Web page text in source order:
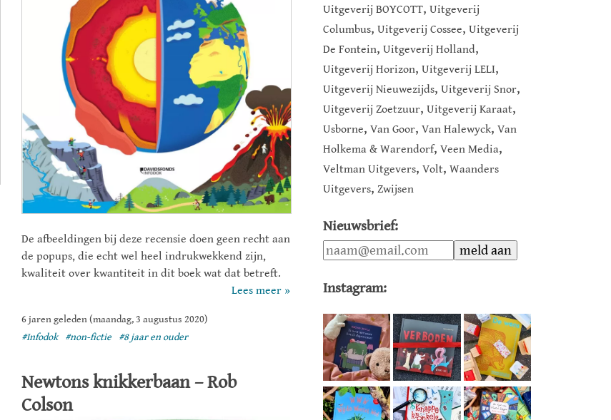
De afbeeldingen bij deze recensie doen geen recht aan
de popups, die echt wel heel indrukwekkend zijn,
kwaliteit over kwantiteit in dit boek wat dat betreft.
Lees meer »
6 jaren geleden (maandag, 3 augustus 2020)
#Infodok
#non-fictie #8 jaar en ouder
Newtons knikkerbaan – Rob
Colson
Uitgeverij BOYCOTT, Uitgeverij
Columbus, Uitgeverij Cossee, Uitgeverij
De Fontein, Uitgeverij Holland,
Uitgeverij Horizon, Uitgeverij LELI,
Uitgeverij Nieuwezijds, Uitgeverij Snor,
Uitgeverij Zoetzuur, Uitgeverij Karaat,
Usborne, Van Goor, Van Halewyck, Van
Holkema & Warendorf, Veen Media,
Veltman Uitgevers, Volt, Waanders
Uitgevers, Zwijsen
Nieuwsbrief:
Instagram: